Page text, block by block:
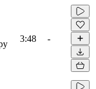
3:48 -